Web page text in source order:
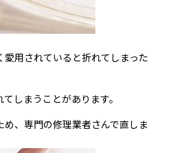
用されていると折れてしまった
しまうことがあります。
、専門の修理業者さんで直しま